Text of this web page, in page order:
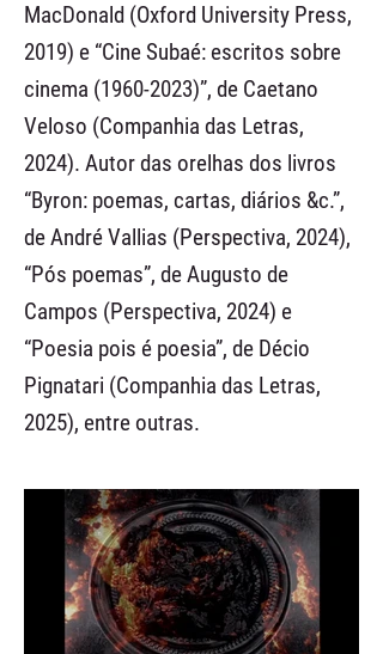
MacDonald (Oxford University Press,
2019) e “Cine Subaé: escritos sobre
cinema (1960-2023)”, de Caetano
Veloso (Companhia das Letras,
2024). Autor das orelhas dos livros
“Byron: poemas, cartas, diários &c.”,
de André Vallias (Perspectiva, 2024),
“Pós poemas”, de Augusto de
Campos (Perspectiva, 2024) e
“Poesia pois é poesia”, de Décio
Pignatari (Companhia das Letras,
2025), entre outras.